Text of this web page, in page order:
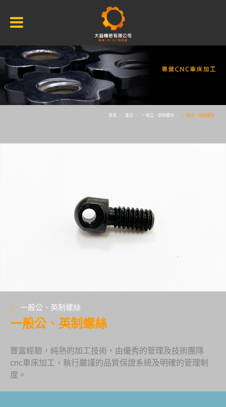
首頁 產品 一般公、英制螺絲 一般公、英制螺絲
一般公、英制螺絲
一般公、英制螺絲
豐富經驗，純熟的加工技術，由優秀的管理及技術團隊
cnc車床加工，執行嚴謹的品質保證系統及明確的管理制
度。